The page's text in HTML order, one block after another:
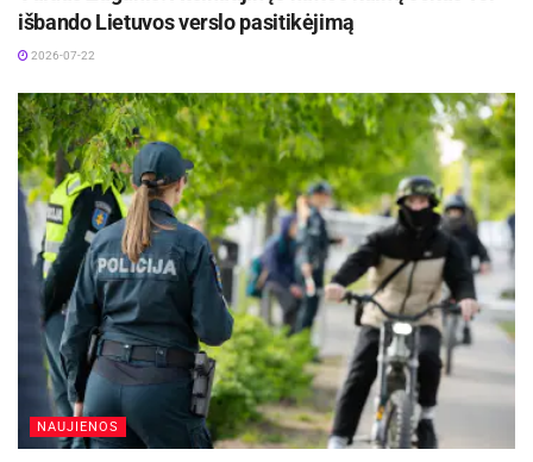
išbando Lietuvos verslo pasitikėjimą
2026-07-22
NAUJIENOS